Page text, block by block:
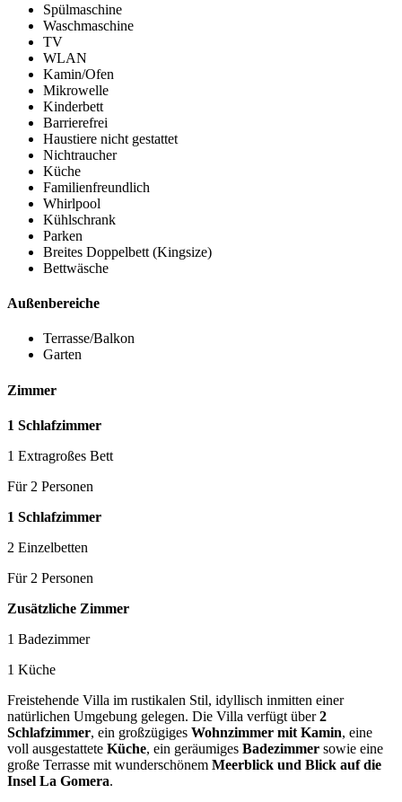
Spülmaschine
Waschmaschine
TV
WLAN
Kamin/Ofen
Mikrowelle
Kinderbett
Barrierefrei
Haustiere nicht gestattet
Nichtraucher
Küche
Familienfreundlich
Whirlpool
Kühlschrank
Parken
Breites Doppelbett (Kingsize)
Bettwäsche
Außenbereiche
Terrasse/Balkon
Garten
Zimmer
1 Schlafzimmer
1 Extragroßes Bett
Für 2 Personen
1 Schlafzimmer
2 Einzelbetten
Für 2 Personen
Zusätzliche Zimmer
1 Badezimmer
1 Küche
Freistehende Villa im rustikalen Stil, idyllisch inmitten einer
natürlichen Umgebung gelegen. Die Villa verfügt über2
Schlafzimmer, ein großzügiges Wohnzimmer mit Kamin, eine
voll ausgestattete Küche, ein geräumiges Badezimmer sowie eine
große Terrasse mit wunderschönem Meerblick und Blick auf die
Insel La Gomera.